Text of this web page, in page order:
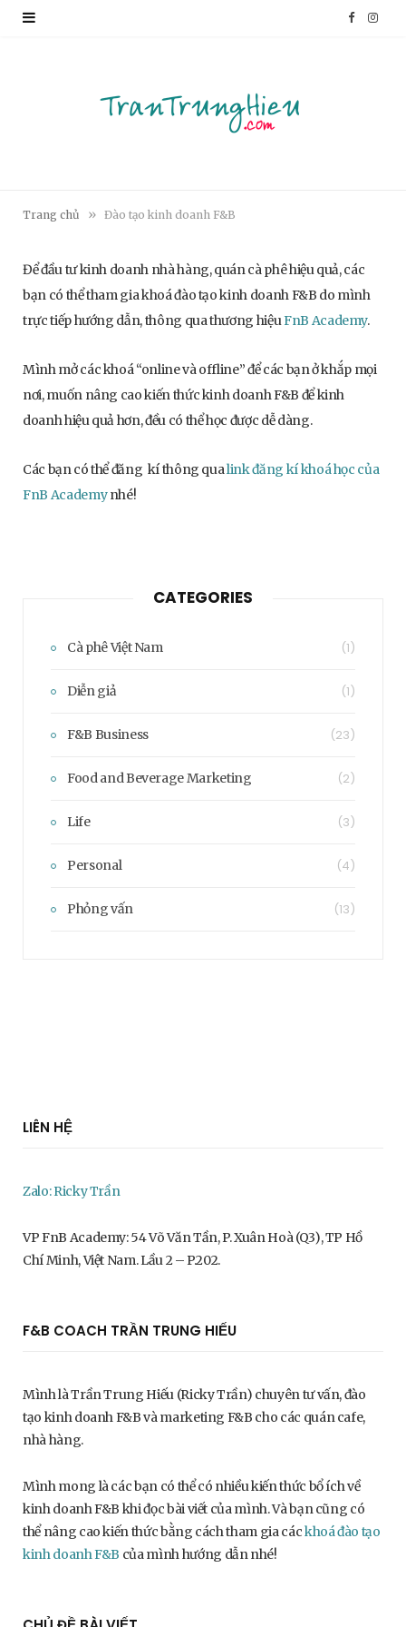
F
k
I
Trang chủ » Đào tạo kinh doanh F&B
Để đầu tư kinh doanh nhà hàng, quán cà phê hiệu quả, các
bạn có thể tham gia khoá đào tạo kinh doanh F&B do mình
trực tiếp hướng dẫn, thông qua thương hiệuFnB Academy.
Mình mở các khoá “online và offline” để các bạn ở khắp mọi
nơi, muốn nâng cao kiến thức kinh doanh F&B để kinh
doanh hiệu quả hơn, đều có thể học được dễ dàng.
Các bạn có thể đăng kí thông qualink đăng kí khoá học của
FnB Academynhé!
CATEGORIES
Cà phê Việt Nam (1)
Diễn giả (1)
F&B Business (23)
Food and Beverage Marketing (2)
Life (3)
Personal (4)
Phỏng vấn (13)
LIÊN HỆ
Zalo: Ricky Trần
VP FnB Academy: 54 Võ Văn Tần, P. Xuân Hoà (Q3), TP Hồ
Chí Minh, Việt Nam. Lầu 2 – P.202.
F&B COACH TRẦN TRUNG HIẾU
Mình là Trần Trung Hiếu (Ricky Trần) chuyên tư vấn, đào
tạo kinh doanh F&B và marketing F&B cho các quán cafe,
nhà hàng.
Mình mong là các bạn có thể có nhiều kiến thức bổ ích về
kinh doanh F&B khi đọc bài viết của mình. Và bạn cũng có
thể nâng cao kiến thức bằng cách tham gia cáckhoá đào tạo
kinh doanh F&B của mình hướng dẫn nhé!